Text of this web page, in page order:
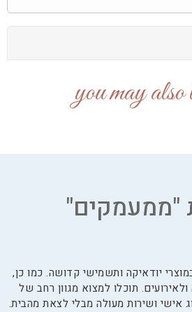
"ממעמקים"
יודאיקה ותשמישי קדושה. כמו כן,
תוכלו למצוא מגוון רחב של
אישי ושירות מעולה מבלי לצאת מהבית.